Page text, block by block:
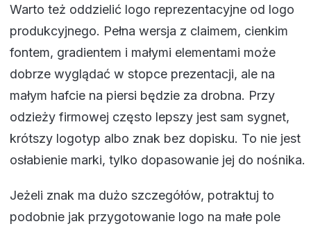
Warto też oddzielić logo reprezentacyjne od logo
produkcyjnego. Pełna wersja z claimem, cienkim
fontem, gradientem i małymi elementami może
dobrze wyglądać w stopce prezentacji, ale na
małym hafcie na piersi będzie za drobna. Przy
odzieży firmowej często lepszy jest sam sygnet,
krótszy logotyp albo znak bez dopisku. To nie jest
osłabienie marki, tylko dopasowanie jej do nośnika.
Jeżeli znak ma dużo szczegółów, potraktuj to
podobnie jak przygotowanie logo na małe pole